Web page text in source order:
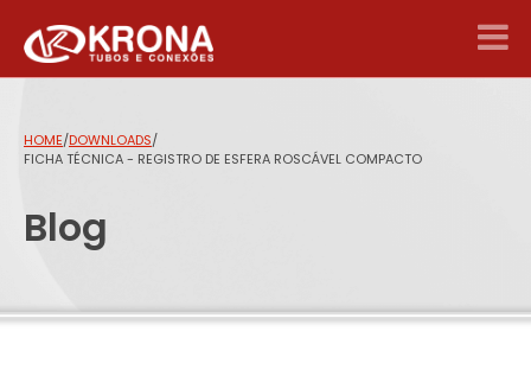
HOME/DOWNLOADS/
FICHA TÉCNICA - REGISTRO DE ESFERA ROSCÁVEL COMPACTO
Blog